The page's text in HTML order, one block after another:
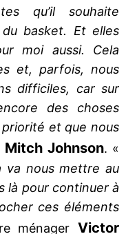
qu’il souhaite
basket. Et elles
moi aussi. Cela
et, parfois, nous
difficiles, car sur
des choses
et que nous
Mitch Johnson. «
va nous mettre au
là pour continuer à
ces éléments
ménagerVictor